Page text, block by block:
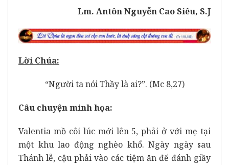
Lm. Antôn Nguyễn Cao Siêu, S.J
Lời Chúa:
“Người ta nói Thầy là ai?”. (Mc 8,27)
Câu chuyện minh họa:
Valentia mồ côi lúc mới lên 5, phải ở với mẹ tại
một khu lao động nghèo khổ. Ngày ngày sau
Thánh lễ, cậu phải vào các tiệm ăn để đánh giầy